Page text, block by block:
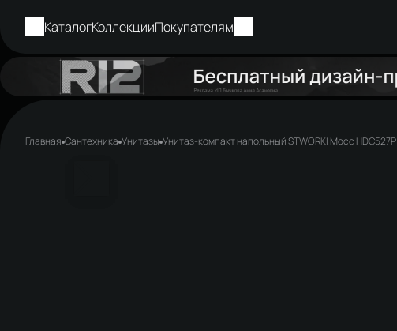
КаталогКоллекцииПокупателям
Главная Сантехника Унитазы Унитаз-компакт напольный STWORKI Мосс HDC527P